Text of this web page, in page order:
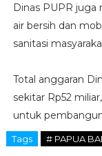
Dinas PUPR
air bersih dan
sanitasi
Total anggaran
sekitar Rp52
untuk
Tags # PAPUA